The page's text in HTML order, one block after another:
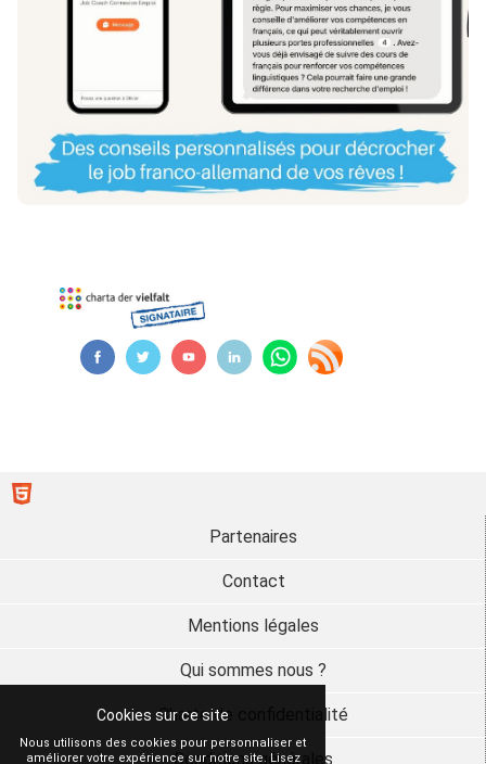
Cookies sur ce site
Nous utilisons des cookies pour personnaliser et
améliorer votre expérience sur notre site. Lisez
Partenaires
Contact
Mentions légales
Qui sommes nous ?
Charte de confidentialité
Conditions générales